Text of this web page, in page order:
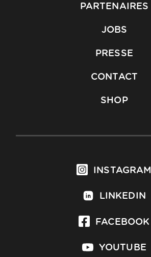
PARTENAIRES
JOBS
PRESSE
CONTACT
SHOP
INSTAGRAM
LINKEDIN
FACEBOOK
YOUTUBE